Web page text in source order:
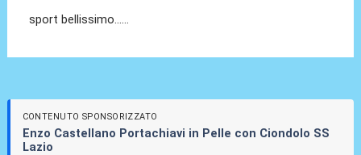
sport bellissimo......
CONTENUTO SPONSORIZZATO
Enzo Castellano Portachiavi in Pelle con Ciondolo SS
Lazio